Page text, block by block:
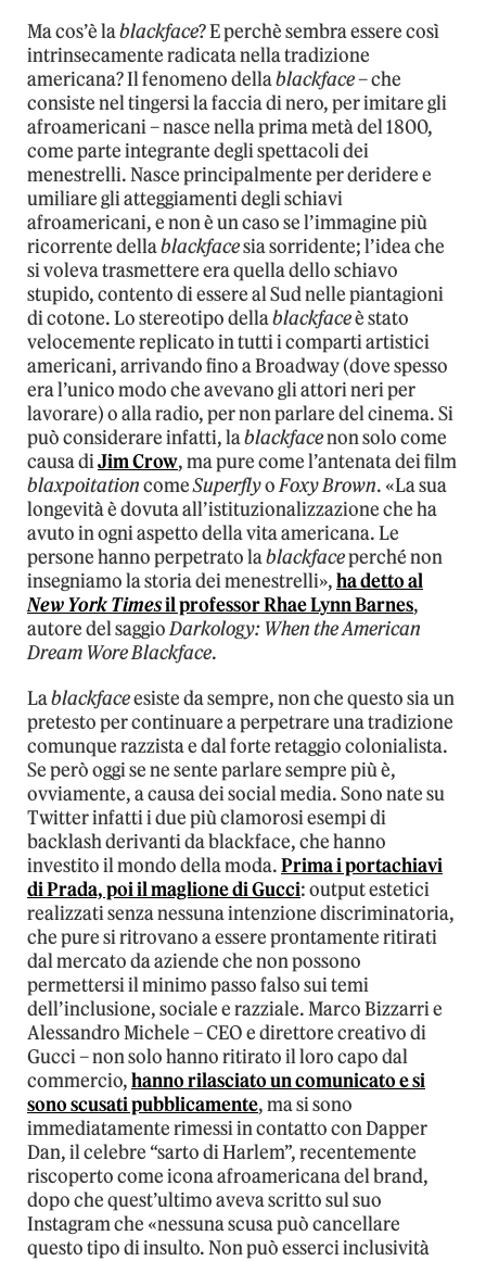
Ma cos’è lablackface? E perchè sembra essere così
intrinsecamente radicata nella tradizione
americana? Il fenomeno dellablackface– che
consiste nel tingersi la faccia di nero, per imitare gli
afroamericani – nasce nella prima metà del 1800,
come parte integrante degli spettacoli dei
menestrelli. Nasce principalmente per deridere e
umiliare gli atteggiamenti degli schiavi
afroamericani, e non è un caso se l’immagine più
ricorrente dellablackfacesia sorridente; l’idea che
si voleva trasmettere era quella dello schiavo
stupido, contento di essere al Sud nelle piantagioni
di cotone. Lo stereotipo dellablackfaceè stato
velocemente replicato in tutti i comparti artistici
americani, arrivando fino a Broadway (dove spesso
era l’unico modo che avevano gli attori neri per
lavorare) o alla radio, per non parlare del cinema. Si
può considerare infatti, lablackfacenon solo come
causa diJim Crow, ma pure come l’antenata dei film
blaxpoitationcomeSuperflyoFoxy Brown. «La sua
longevità è dovuta all’istituzionalizzazione che ha
avuto in ogni aspetto della vita americana. Le
persone hanno perpetrato lablackfaceperché non
insegniamo la storia dei menestrelli»,ha detto al
New York Timesil professor Rhae Lynn Barnes,
autore del saggioDarkology: When the American
Dream Wore Blackface.
Lablackfaceesiste da sempre, non che questo sia un
pretesto per continuare a perpetrare una tradizione
comunque razzista e dal forte retaggio colonialista.
Se però oggi se ne sente parlare sempre più è,
ovviamente, a causa dei social media. Sono nate su
Twitter infatti i due più clamorosi esempi di
backlash derivanti da blackface, che hanno
investito il mondo della moda.Prima i portachiavi
di Prada, poi il maglione di Gucci: output estetici
realizzati senza nessuna intenzione discriminatoria,
che pure si ritrovano a essere prontamente ritirati
dal mercato da aziende che non possono
permettersi il minimo passo falso sui temi
dell’inclusione, sociale e razziale. Marco Bizzarri e
Alessandro Michele – CEO e direttore creativo di
Gucci – non solo hanno ritirato il loro capo dal
commercio,hanno rilasciato un comunicato e si
sono scusati pubblicamente, ma si sono
immediatamente rimessi in contatto con Dapper
Dan, il celebre “sarto di Harlem”, recentemente
riscoperto come icona afroamericana del brand,
dopo che quest’ultimo aveva scritto sul suo
Instagram che «nessuna scusa può cancellare
questo tipo di insulto. Non può esserci inclusività